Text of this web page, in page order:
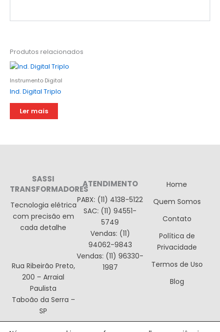
Produtos relacionados
Instrumento Digital
Ind. Digital Triplo
Ler mais
SASSI
TRANSFORMADORES
Tecnologia elétrica
com precisão em
cada detalhe
Rua Ribeirão Preto,
200 – Arraial
Paulista
Taboão da Serra –
SP
ATENDIMENTO
PABX: (11) 4138-5122
SAC: (11) 94551-
5749
Vendas: (11)
94062-9843
Vendas: (11) 96330-
1987
Home
Quem Somos
Contato
Política de
Privacidade
Termos de Uso
Blog